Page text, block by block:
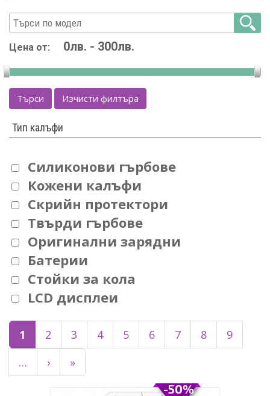
Цена от:
Търси Изчисти филтъра
Тип калъфи
Силиконови гърбове
Кожени калъфи
Скрийн протектори
Твърди гърбове
Оригинални зарядни
Батерии
Стойки за кола
LCD дисплеи
1 2 3 4 5 6 7 8
9
…
› »
-50%